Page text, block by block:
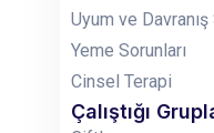
Uyum ve Davranış
Yeme Sorunları
Cinsel Terapi
Çalıştığı